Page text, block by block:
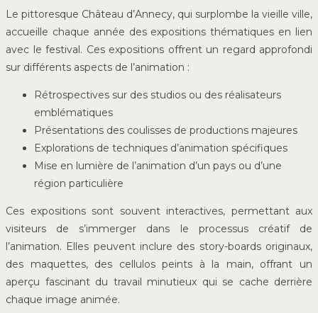
Le pittoresque Château d’Annecy, qui surplombe la vieille ville,
accueille chaque année des expositions thématiques en lien
avec le festival. Ces expositions offrent un regard approfondi
sur différents aspects de l’animation :
Rétrospectives sur des studios ou des réalisateurs
emblématiques
Présentations des coulisses de productions majeures
Explorations de techniques d’animation spécifiques
Mise en lumière de l’animation d’un pays ou d’une
région particulière
Ces expositions sont souvent interactives, permettant aux
visiteurs de s’immerger dans le processus créatif de
l’animation. Elles peuvent inclure des story-boards originaux,
des maquettes, des cellulos peints à la main, offrant un
aperçu fascinant du travail minutieux qui se cache derrière
chaque image animée.